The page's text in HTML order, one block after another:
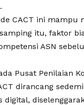
CACT ini mampu
itu, faktor
ASN
Pusat Penilaian
dirancang